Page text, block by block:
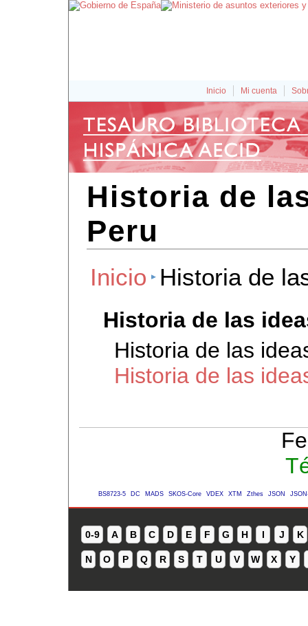
Inicio Mi cuenta
Historia de
Peru
Inicio Historia de
Historia de las
Historia de las
Historia de las
BS8723-5 DC MADS SKOS-Core VDEX XTM Zthes JSON
0-9 A B C D E F G H I J K
N O P Q R S T U V W X Y